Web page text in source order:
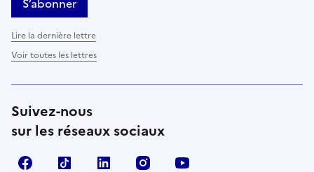
Lire la dernière lettre
Voir toutes les lettres
Suivez-nous
sur les réseaux sociaux
FacebookTikTok LinkedIn Instagram